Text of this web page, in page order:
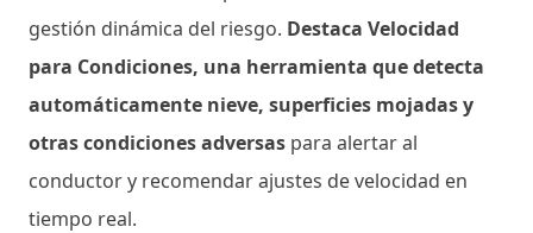
gestión dinámica del riesgo. Destaca Velocidad
para Condiciones, una herramienta que detecta
automáticamente nieve, superficies mojadas y
otras condiciones adversas para alertar al
conductor y recomendar ajustes de velocidad en
tiempo real.